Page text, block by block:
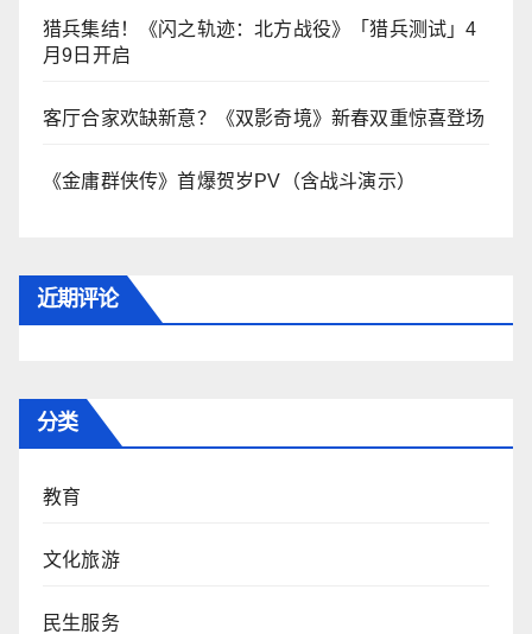
猎兵集结！《闪之轨迹：北方战役》「猎兵测试」4
月9日开启
客厅合家欢缺新意？《双影奇境》新春双重惊喜登场
《金庸群侠传》首爆贺岁PV（含战斗演示）
近期评论
分类
教育
文化旅游
民生服务